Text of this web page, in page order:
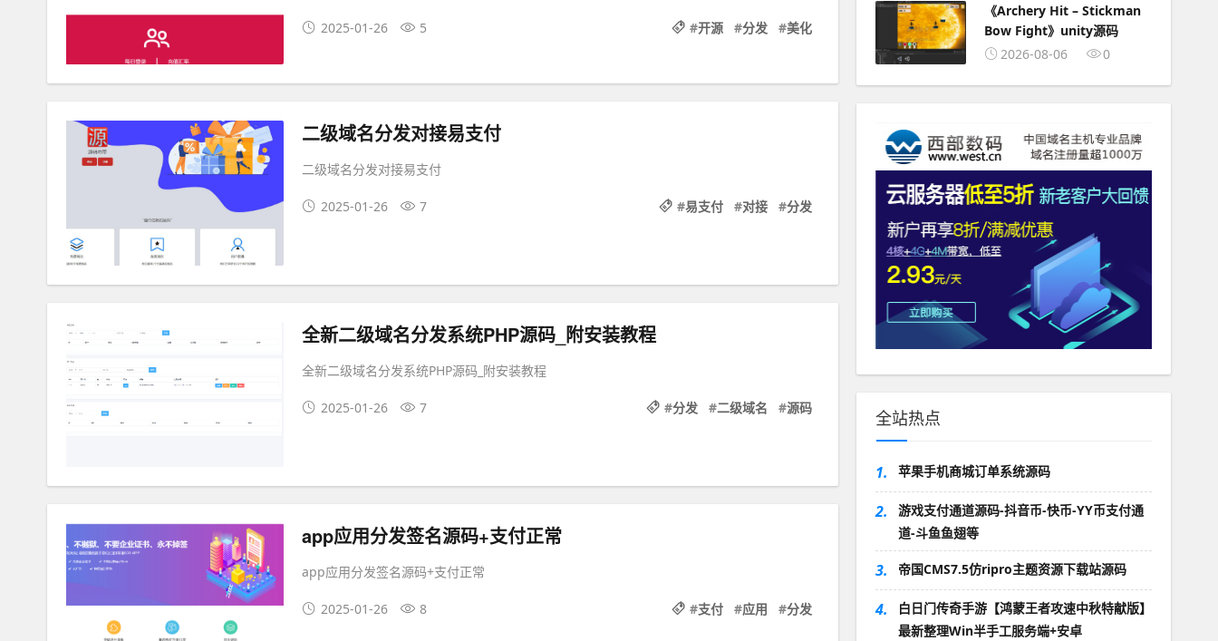
2025-01-26 5 #开源 #分发 #美化
二级域名分发对接易支付
二级域名分发对接易支付
2025-01-26 7 #易支付 #对接 #分发
全新二级域名分发系统PHP源码_附安装教程
全新二级域名分发系统PHP源码_附安装教程
2025-01-26 7 #分发 #二级域名 #源码
app应用分发签名源码+支付正常
app应用分发签名源码+支付正常
2025-01-26 8 #支付 #应用 #分发
《Archery Hit – Stickman
Bow Fight》unity源码
2026-08-06
0
全站热点
1. 苹果手机商城订单系统源码
2.
游戏支付通道源码-抖音币-快币-YY币支付通
道-斗鱼鱼翅等
3. 帝国CMS7.5仿ripro主题资源下载站源码
4.
白日门传奇手游【鸿蒙王者攻速中秋特献版】
最新整理Win半手工服务端+安卓